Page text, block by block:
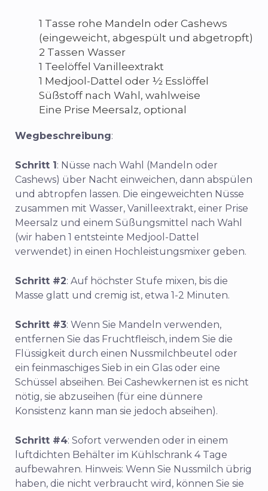
1 Tasse rohe Mandeln oder Cashews
(eingeweicht, abgespült und abgetropft)
2 Tassen Wasser
1 Teelöffel Vanilleextrakt
1 Medjool-Dattel oder ½ Esslöffel
Süßstoff nach Wahl, wahlweise
Eine Prise Meersalz, optional
Wegbeschreibung:
Schritt 1: Nüsse nach Wahl (Mandeln oder
Cashews) über Nacht einweichen, dann abspülen
und abtropfen lassen. Die eingeweichten Nüsse
zusammen mit Wasser, Vanilleextrakt, einer Prise
Meersalz und einem Süßungsmittel nach Wahl
(wir haben 1 entsteinte Medjool-Dattel
verwendet) in einen Hochleistungsmixer geben.
Schritt #2: Auf höchster Stufe mixen, bis die
Masse glatt und cremig ist, etwa 1-2 Minuten.
Schritt #3: Wenn Sie Mandeln verwenden,
entfernen Sie das Fruchtfleisch, indem Sie die
Flüssigkeit durch einen Nussmilchbeutel oder
ein feinmaschiges Sieb in ein Glas oder eine
Schüssel abseihen. Bei Cashewkernen ist es nicht
nötig, sie abzuseihen (für eine dünnere
Konsistenz kann man sie jedoch abseihen).
Schritt #4: Sofort verwenden oder in einem
luftdichten Behälter im Kühlschrank 4 Tage
aufbewahren. Hinweis: Wenn Sie Nussmilch übrig
haben, die nicht verbraucht wird, können Sie sie